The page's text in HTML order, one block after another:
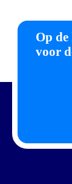
Op
voor